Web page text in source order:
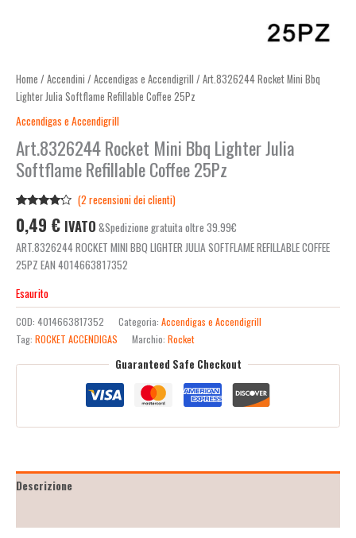
Home / Accendini / Accendigas e Accendigrill / Art.8326244 Rocket Mini Bbq
Lighter Julia Softflame Refillable Coffee 25Pz
Accendigas e Accendigrill
Art.8326244 Rocket Mini Bbq Lighter Julia
Softflame Refillable Coffee 25Pz
4.00 su
5 su
base di
(2 recensioni dei clienti)
0,49 € IVATO &Spedizione gratuita oltre 39.99€
ART.8326244 ROCKET MINI BBQ LIGHTER JULIA SOFTFLAME REFILLABLE COFFEE
25PZ EAN 4014663817352
Esaurito
COD: 4014663817352 Categoria: Accendigas e Accendigrill
Tag: ROCKET ACCENDIGAS Marchio: Rocket
Guaranteed Safe Checkout
Descrizione